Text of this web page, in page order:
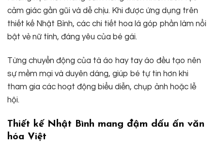
cảm giác gần gũi và dễ chịu. Khi được ứng dụng trên
thiết kế Nhật Bình, các chi tiết hoa lá góp phần làm nổi
bật vẻ nữ tính, đáng yêu của bé gái.
Từng chuyển động của tà áo hay tay áo đều tạo nên
sự mềm mại và duyên dáng, giúp bé tự tin hơn khi
tham gia các hoạt động biểu diễn, chụp ảnh hoặc lễ
hội.
Thiết kế Nhật Bình mang đậm dấu ấn văn
hóa Việt